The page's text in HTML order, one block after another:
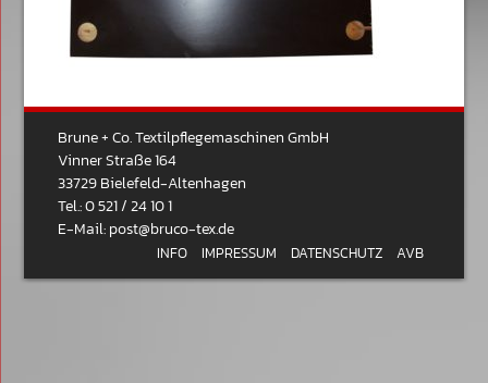
Brune + Co. Textilpflegemaschinen GmbH
Vinner Straße 164
33729 Bielefeld-Altenhagen
Tel.: 0 521 / 24 10 1
E-Mail: post@bruco-tex.de
INFO IMPRESSUM DATENSCHUTZ AVB